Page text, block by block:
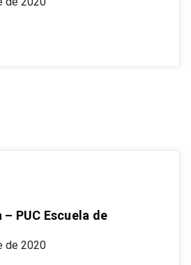
PUC Escuela de
de 2020